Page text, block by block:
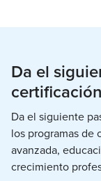
Da el
certificación
Da el siguiente
los programas de
avanzada,
crecimiento